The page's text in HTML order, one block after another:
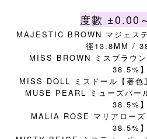
度數 ±0.00
MAJESTIC BROWN マジェス
徑 13.8MM /
MISS BROWN ミスブラウン
38.5% 】
MISS DOLL ミスドール 【著色
MUSE PEARL ミューズパー
38.5% 】
MALIA ROSE マリアローズ
38.5% 】